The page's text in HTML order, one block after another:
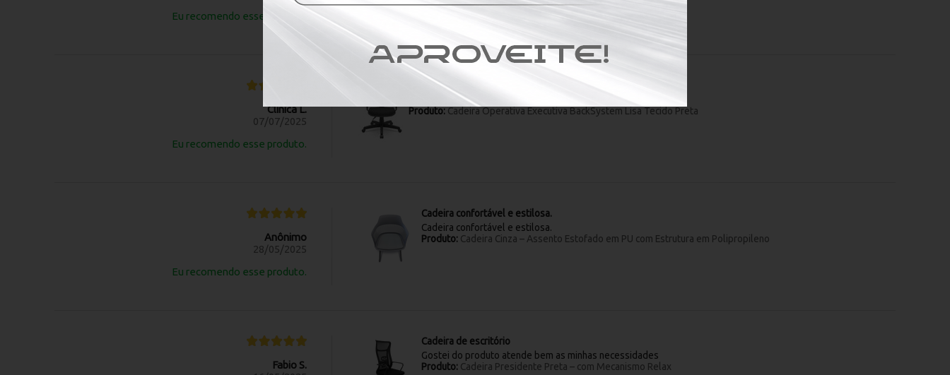
Eu recomendo esse produto.
Clinica L.
07/07/2025
Eu recomendo esse produto.
agilidade
produto de boa qualidade
Produto:Cadeira Operativa Executiva BackSystem Lisa Tecido Preta
Anônimo
28/05/2025
Eu recomendo esse produto.
Cadeira confortável e estilosa.
Cadeira confortável e estilosa.
Produto:Cadeira Cinza – Assento Estofado em PU com Estrutura em Polipropileno
Fabio S.
Cadeira de escritório
Gostei do produto atende bem as minhas necessidades
Produto:Cadeira Presidente Preta – com Mecanismo Relax